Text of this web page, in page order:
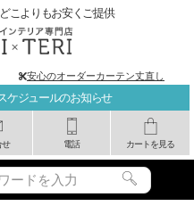
ケジュールのお知らせ
せ 電話 カートを見る
こよりもお安くご提供
安心のオーダーカーテン丈直し